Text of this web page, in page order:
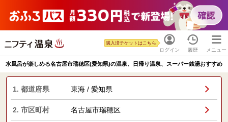
ログイン
購入済チケットはこちら
履歴 メニュー
水風呂が楽しめる名古屋市瑞穂区(愛知県)の温泉、日帰り温泉、スーパー銭湯おすすめ
1. 都道府県 東海 / 愛知県
2. 市区町村 名古屋市瑞穂区